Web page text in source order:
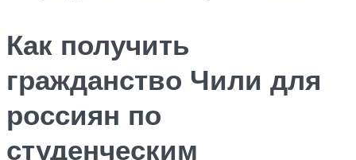
Как получить
гражданство Чили для
россиян по
студенческим